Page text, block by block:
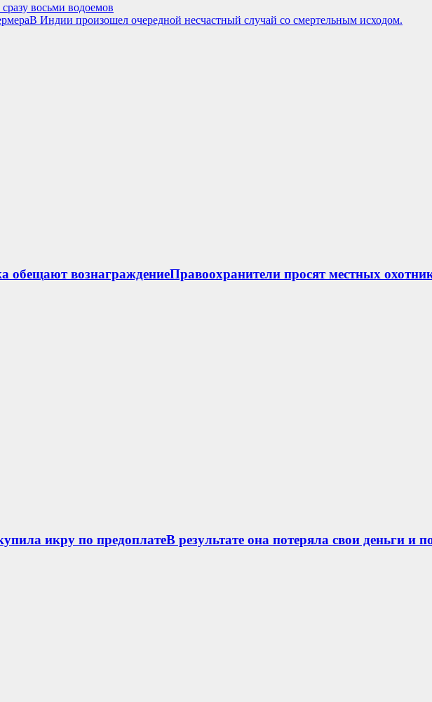
восьми водоемов
Индии произошел очередной несчастный случай со смертельным исходом.
вознаграждениеПравоохранители просят местных
икру по предоплатеВ результате она потеряла свои деньги и